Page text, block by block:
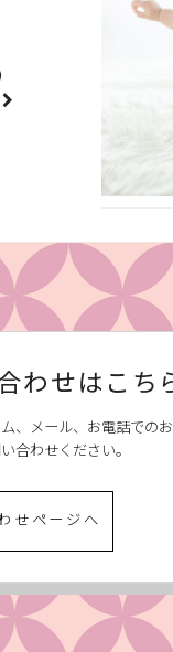
わせはこち
、メール、お電話での
合わせください。
せページへ